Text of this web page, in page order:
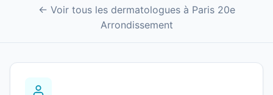
← Voir tous les dermatologues à Paris 20e
Arrondissement